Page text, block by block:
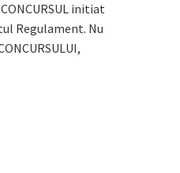
initiat
Regulament. Nu